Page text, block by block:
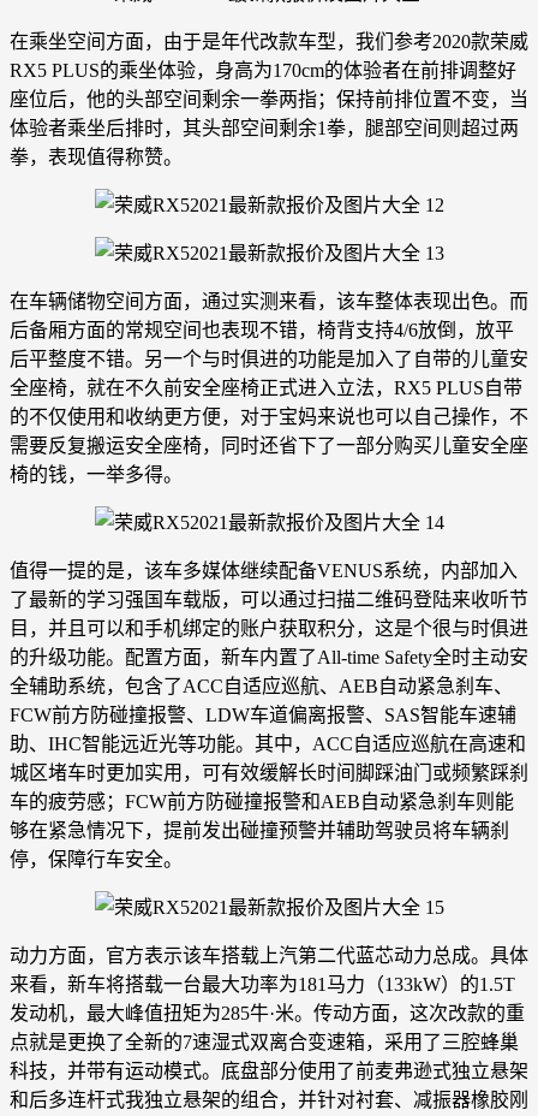
在乘坐空间方面，由于是年代改款车型，我们参考2020款荣威
RX5 PLUS的乘坐体验，身高为170cm的体验者在前排调整好
座位后，他的头部空间剩余一拳两指；保持前排位置不变，当
体验者乘坐后排时，其头部空间剩余1拳，腿部空间则超过两
拳，表现值得称赞。
在车辆储物空间方面，通过实测来看，该车整体表现出色。而
后备厢方面的常规空间也表现不错，椅背支持4/6放倒，放平
后平整度不错。另一个与时俱进的功能是加入了自带的儿童安
全座椅，就在不久前安全座椅正式进入立法，RX5 PLUS自带
的不仅使用和收纳更方便，对于宝妈来说也可以自己操作，不
需要反复搬运安全座椅，同时还省下了一部分购买儿童安全座
椅的钱，一举多得。
值得一提的是，该车多媒体继续配备VENUS系统，内部加入
了最新的学习强国车载版，可以通过扫描二维码登陆来收听节
目，并且可以和手机绑定的账户获取积分，这是个很与时俱进
的升级功能。配置方面，新车内置了All-time Safety全时主动安
全辅助系统，包含了ACC自适应巡航、AEB自动紧急刹车、
FCW前方防碰撞报警、LDW车道偏离报警、SAS智能车速辅
助、IHC智能远近光等功能。其中，ACC自适应巡航在高速和
城区堵车时更加实用，可有效缓解长时间脚踩油门或频繁踩刹
车的疲劳感；FCW前方防碰撞报警和AEB自动紧急刹车则能
够在紧急情况下，提前发出碰撞预警并辅助驾驶员将车辆刹
停，保障行车安全。
动力方面，官方表示该车搭载上汽第二代蓝芯动力总成。具体
来看，新车将搭载一台最大功率为181马力（133kW）的1.5T
发动机，最大峰值扭矩为285牛·米。传动方面，这次改款的重
点就是更换了全新的7速湿式双离合变速箱，采用了三腔蜂巢
科技，并带有运动模式。底盘部分使用了前麦弗逊式独立悬架
和后多连杆式我独立悬架的组合，并针对衬套、减振器橡胶刚